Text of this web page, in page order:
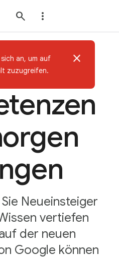
KI-
Neueinsteiger
vertiefen
der neuen
Google können
an, um auf
zuzugreifen.
close